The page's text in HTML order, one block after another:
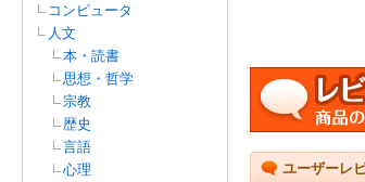
コンピュータ
人文
本・読書
思想・哲学
宗教
歴史
言語
心理
ユーザーレ